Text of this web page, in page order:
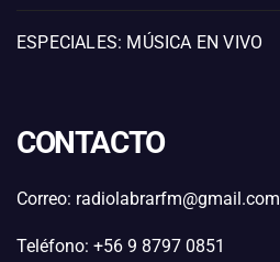
ESPECIALES: MÚSICA EN VIVO
CONTACTO
Correo: radiolabrarfm@gmail.com
Teléfono: +56 9 8797 0851